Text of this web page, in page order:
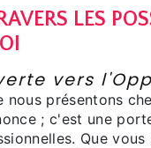
LES
vers
présentons
; c'est une
Que